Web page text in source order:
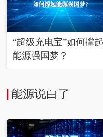
“超级充电宝”如何撑起
能源强国梦？
能源说白了